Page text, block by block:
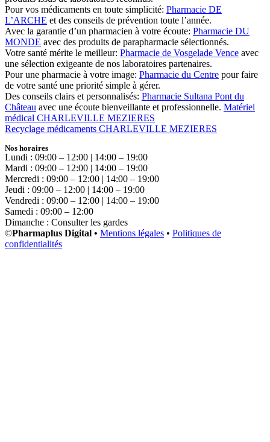
Pour vos médicaments en toute simplicité: Pharmacie DE
L’ARCHE et des conseils de prévention toute l’année.
Avec la garantie d’un pharmacien à votre écoute: Pharmacie DU
MONDE avec des produits de parapharmacie sélectionnés.
Votre santé mérite le meilleur: Pharmacie de Vosgelade Vence avec
une sélection exigeante de nos laboratoires partenaires.
Pour une pharmacie à votre image: Pharmacie du Centre pour faire
de votre santé une priorité simple à gérer.
Des conseils clairs et personnalisés: Pharmacie Sultana Pont du
Château avec une écoute bienveillante et professionnelle. Matériel
médical CHARLEVILLE MEZIERES
Recyclage médicaments CHARLEVILLE MEZIERES
Nos horaires
Lundi : 09:00 – 12:00 | 14:00 – 19:00
Mardi : 09:00 – 12:00 | 14:00 – 19:00
Mercredi : 09:00 – 12:00 | 14:00 – 19:00
Jeudi : 09:00 – 12:00 | 14:00 – 19:00
Vendredi : 09:00 – 12:00 | 14:00 – 19:00
Samedi : 09:00 – 12:00
Dimanche : Consulter les gardes
©Pharmaplus Digital • Mentions légales • Politiques de
confidentialités